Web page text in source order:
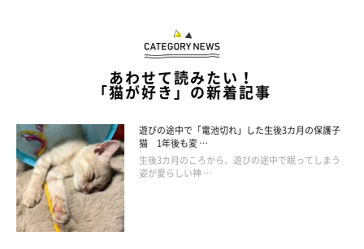
あわせて読みたい！
「猫が好き」の新着記事
遊びの途中で「電池切れ」した生後3カ月の保護子
猫 1年後も変 …
生後3カ月のころから、遊びの途中で眠ってしまう
姿が愛らしい神 …